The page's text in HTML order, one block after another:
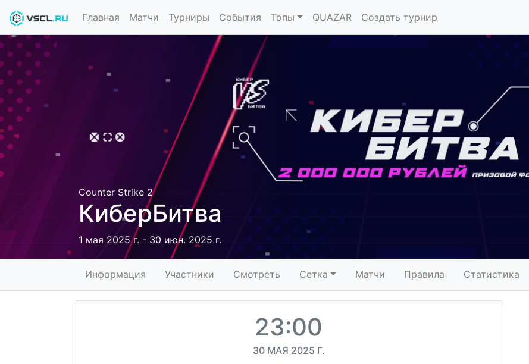
Главная Матчи Турниры События Топы QUAZAR Создать турнир
Counter Strike 2
КиберБитва
1 мая 2025 г. - 30 июн. 2025 г.
Информация Участники Смотреть Сетка Матчи Правила Статистика
23:00
30 МАЯ 2025 Г.